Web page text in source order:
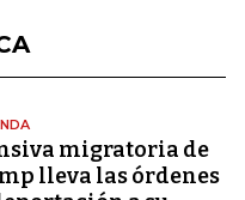
migratoria de
lleva las órdenes